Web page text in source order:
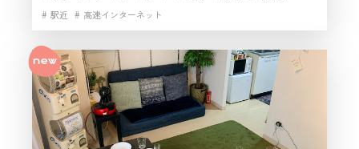
人数の撮影スタジオ利用やYouTube撮影、商品撮影、SNS用撮影にも
活用しやすい空間です。 さいたま市のハウススタジオ・レンタルスタ
ジオです
駅近
高速インターネット